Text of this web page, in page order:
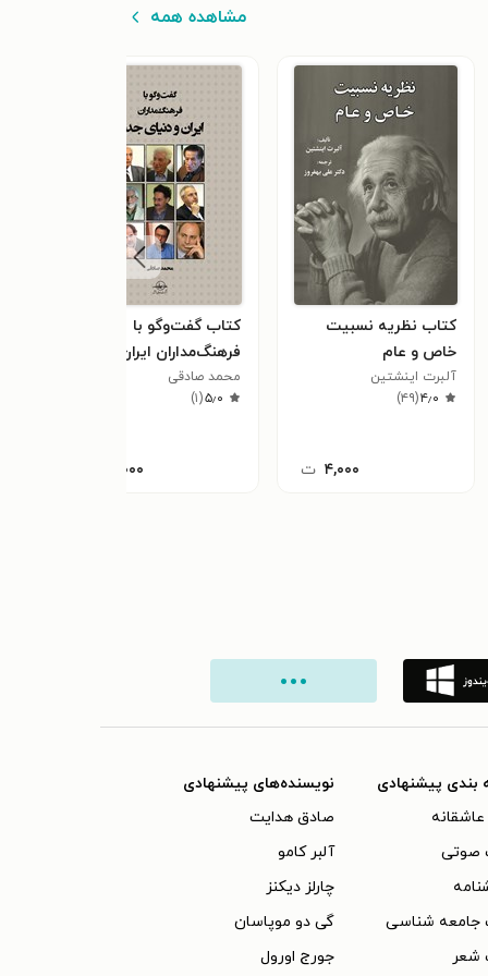
مشاهده همه
کتاب نظریه نسبیت
خاص و عام
آلبرت اینشتین
۴٫۰(۴۹)
۴,۰۰۰ ت
کتاب گفت‌و‌گو با
فرهنگ‌مداران ایران و
دنیای جدید
محمد صادقی
۵٫۰(۱)
۴,۰۰۰
بندی پیشنهادی
صوتی
جامعه شناسی
شعر
نویسنده‌های پیشنهادی
صادق هدایت
آلبر کامو
چارلز دیکنز
گی دو موپاسان
جورج اورول